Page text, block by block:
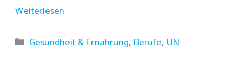
Weiterlesen
Kategorien
Gesundheit & Ernährung, Berufe, UN